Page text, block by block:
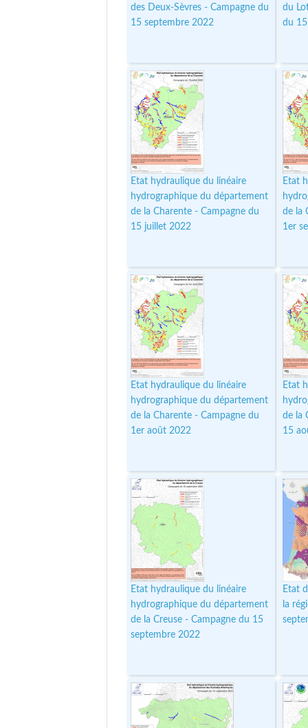
des Deux-Sèvres - Campagne du
15 septembre 2022
du
du
Etat hydraulique du linéaire
hydrographique du département
de la Charente - Campagne du
15 juillet 2022
Etat
de la
1er
Etat hydraulique du linéaire
hydrographique du département
de la Charente - Campagne du
1er août 2022
Etat
de la
15
Etat hydraulique du linéaire
hydrographique du département
de la Creuse - Campagne du 15
septembre 2022
Etat
la